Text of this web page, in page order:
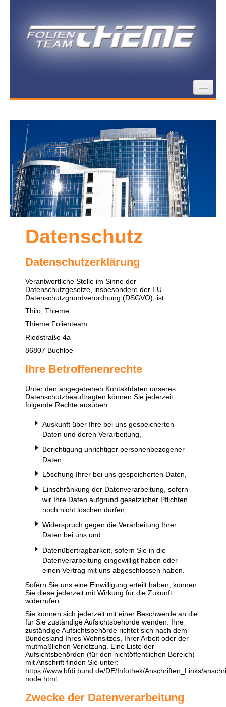
Design von Wand-/Glasflächen
Thieme Folienteam
Datenschutz
Datenschutzerklärung
Verantwortliche Stelle im Sinne der
Datenschutzgesetze, insbesondere der EU-
Datenschutzgrundverordnung (DSGVO), ist:
Thilo, Thieme
Thieme Folienteam
Riedstraße 4a
86807 Buchloe
Ihre Betroffenenrechte
Unter den angegebenen Kontaktdaten unseres
Datenschutzbeauftragten können Sie jederzeit
folgende Rechte ausüben:
Auskunft über Ihre bei uns gespeicherten
Daten und deren Verarbeitung,
Berichtigung unrichtiger personenbezogener
Daten,
Löschung Ihrer bei uns gespeicherten Daten,
Einschränkung der Datenverarbeitung, sofern
wir Ihre Daten aufgrund gesetzlicher Pflichten
noch nicht löschen dürfen,
Widerspruch gegen die Verarbeitung Ihrer
Daten bei uns und
Datenübertragbarkeit, sofern Sie in die
Datenverarbeitung eingewilligt haben oder
einen Vertrag mit uns abgeschlossen haben.
Sofern Sie uns eine Einwilligung erteilt haben, können
Sie diese jederzeit mit Wirkung für die Zukunft
widerrufen.
Sie können sich jederzeit mit einer Beschwerde an die
für Sie zuständige Aufsichtsbehörde wenden. Ihre
zuständige Aufsichtsbehörde richtet sich nach dem
Bundesland Ihres Wohnsitzes, Ihrer Arbeit oder der
mutmaßlichen Verletzung. Eine Liste der
Aufsichtsbehörden (für den nichtöffentlichen Bereich)
mit Anschrift finden Sie unter:
https://www.bfdi.bund.de/DE/Infothek/Anschriften_Links/
node.html.
Zwecke der Datenverarbeitung